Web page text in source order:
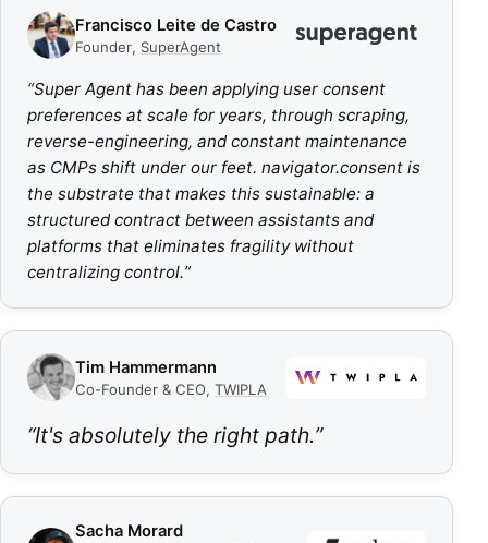
Francisco Leite de Castro
Founder, SuperAgent
“Super Agent has been applying user consent
preferences at scale for years, through scraping,
reverse-engineering, and constant maintenance
as CMPs shift under our feet. navigator.consent is
the substrate that makes this sustainable: a
structured contract between assistants and
platforms that eliminates fragility without
centralizing control.”
Tim Hammermann
Co-Founder & CEO, TWIPLA
“It's absolutely the right path.”
Sacha Morard